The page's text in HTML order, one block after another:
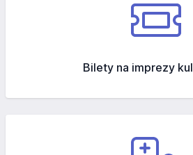
Bilety na imprezy